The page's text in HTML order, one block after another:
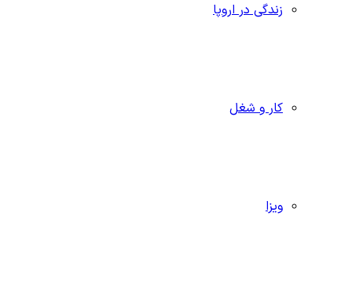
زندگی در اروپا
کار و شغل
ویزا